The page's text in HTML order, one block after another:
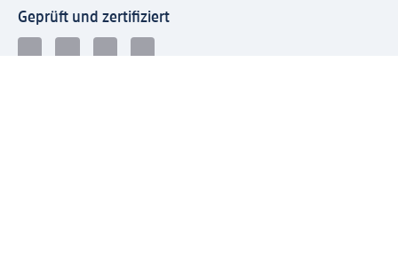
Geprüft und zertifiziert